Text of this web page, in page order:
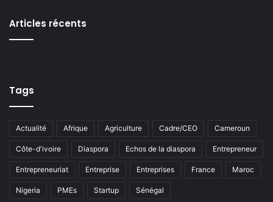
Articles récents
Tags
Actualité Afrique Agriculture Cadre/CEO Cameroun
Côte-d'ivoire Diaspora Echos de la diaspora Entrepreneur
Entrepreneuriat Entreprise Entreprises France Maroc
Nigeria PMEs Startup Sénégal